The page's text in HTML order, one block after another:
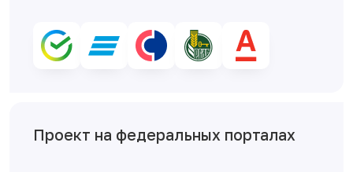
Проект на федеральных порталах